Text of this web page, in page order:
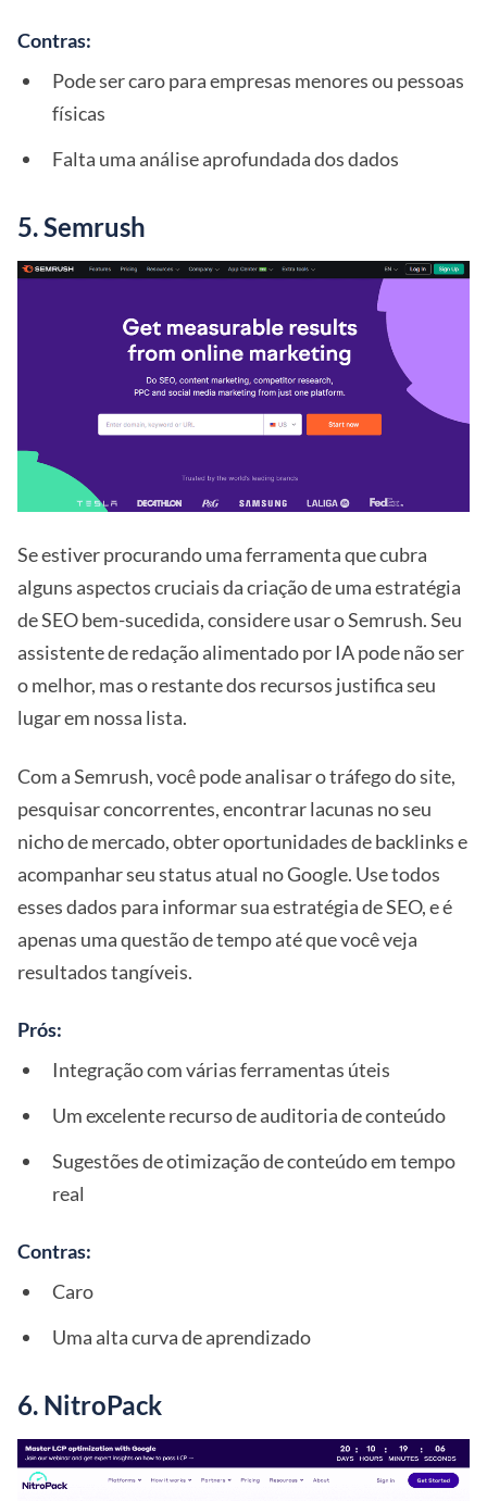
Contras:
Pode ser caro para empresas menores ou pessoas
físicas
Falta uma análise aprofundada dos dados
5. Semrush
Se estiver procurando uma ferramenta que cubra
alguns aspectos cruciais da criação de uma estratégia
de SEO bem-sucedida, considere usar o Semrush. Seu
assistente de redação alimentado por IA pode não ser
o melhor, mas o restante dos recursos justifica seu
lugar em nossa lista.
Com a Semrush, você pode analisar o tráfego do site,
pesquisar concorrentes, encontrar lacunas no seu
nicho de mercado, obter oportunidades de backlinks e
acompanhar seu status atual no Google. Use todos
esses dados para informar sua estratégia de SEO, e é
apenas uma questão de tempo até que você veja
resultados tangíveis.
Prós:
Integração com várias ferramentas úteis
Um excelente recurso de auditoria de conteúdo
Sugestões de otimização de conteúdo em tempo
real
Contras:
Caro
Uma alta curva de aprendizado
6. NitroPack